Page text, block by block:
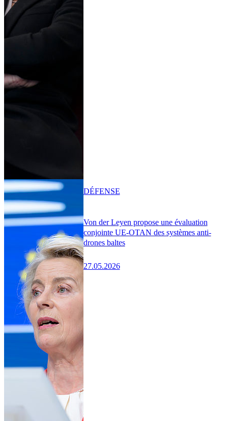
Von der Leyen propose une évaluation
conjointe UE-OTAN des systèmes anti-
drones baltes
27.05.2026
DÉFENSE